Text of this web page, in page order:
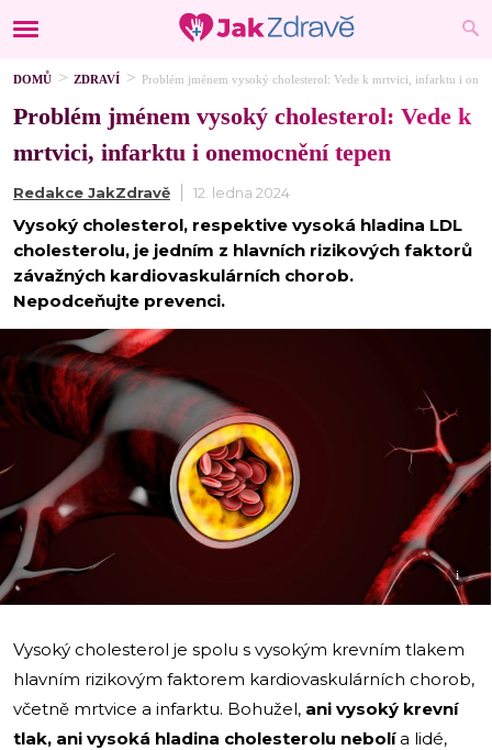
DOMŮ ZDRAVÍ Problém jménem vysoký cholesterol: Vede k mrtvici, infarktu i
Problém jménem vysoký cholesterol: Vede k
mrtvici, infarktu i onemocnění tepen
Redakce JakZdravě 12. ledna 2024
Vysoký cholesterol, respektive vysoká hladina LDL
cholesterolu, je jedním z hlavních rizikových faktorů
závažných kardiovaskulárních chorob.
Nepodceňujte prevenci.
i
Vysoký cholesterol je spolu s vysokým krevním tlakem
hlavním rizikovým faktorem kardiovaskulárních chorob,
včetně mrtvice a infarktu. Bohužel, ani vysoký krevní
tlak, ani vysoká hladina cholesterolu nebolía lidé,